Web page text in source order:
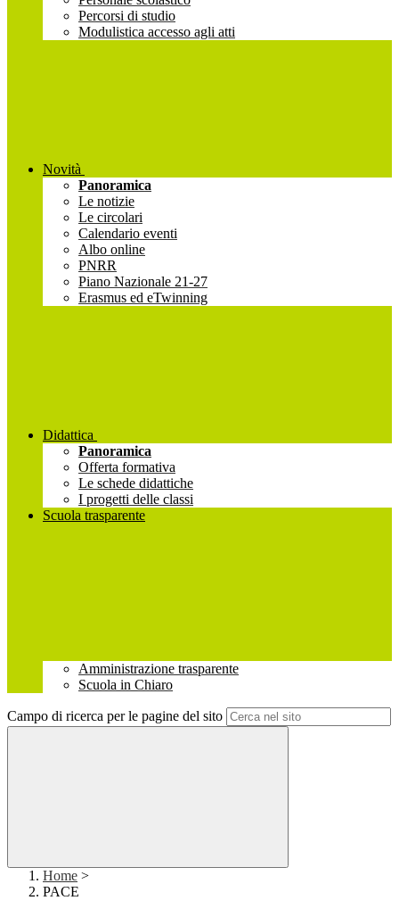
Percorsi di studio
Modulistica accesso agli atti
Novità
Panoramica
Le notizie
Le circolari
Calendario eventi
Albo online
PNRR
Piano Nazionale 21-27
Erasmus ed eTwinning
Didattica
Panoramica
Offerta formativa
Le schede didattiche
I progetti delle classi
Scuola trasparente
Amministrazione trasparente
Scuola in Chiaro
Campo di ricerca per le pagine del sito
Home >
PACE